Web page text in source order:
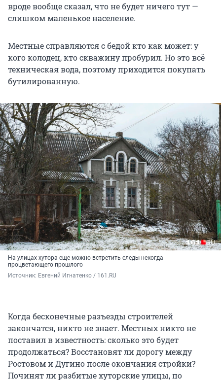
вроде вообще сказал, что не будет ничего тут —
слишком маленькое население.
Местные справляются с бедой кто как может: у
кого колодец, кто скважину пробурил. Но это всё
техническая вода, поэтому приходится покупать
бутилированную.
На улицах хутора еще можно встретить следы некогда
процветающего прошлого
Источник: Евгений Игнатенко / 161.RU
Когда бесконечные разъезды строителей
закончатся, никто не знает. Местных никто не
поставил в известность: сколько это будет
продолжаться? Восстановят ли дорогу между
Ростовом и Дугино после окончания стройки?
Починят ли разбитые хуторские улицы, по